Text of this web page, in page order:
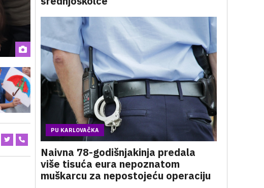
PU KARLOVAČKA
Naivna 78-godišnjakinja predala
više tisuća eura nepoznatom
muškarcu za nepostojeću operaciju